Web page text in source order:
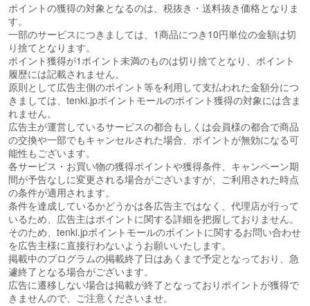
ポイントの獲得の対象となるのは、税抜き・送料抜き価格となりま
す。
一部のサービスにつきましては、1商品につき10円単位の金額は切
り捨てとなります。
ポイント獲得が1ポイント未満のものは切り捨てとなり、ポイント
履歴には記載されません。
原則として広告主側のポイント等を利用して支払われた金額分につ
きましては、tenki.jpポイントモールのポイント獲得の対象には含ま
れません。
広告主が運営しているサービスの都合もしくは会員様の都合で商品
の交換や一部でもキャンセルされた場合、ポイントが無効になる可
能性もございます。
各サービス・お買い物の獲得ポイントや獲得条件、キャンペーン期
間が予告なしに変更される場合がございますが、ご利用された時点
の条件が適用されます。
条件を達成しているかどうかは各広告主ではなく、代理店が行って
いるため、広告主はポイントに関する詳細を把握しておりません。
そのため、tenki.jpポイントモールのポイントに関するお問い合わせ
を広告主様に直接行わないようお願いいたします。
掲載中のプログラムの掲載終了日はあくまで予定となっており、急
遽終了となる場合がございます。
広告に遷移しない場合は掲載が終了となっておりポイントが獲得で
きませんので、ご注意くださいませ。